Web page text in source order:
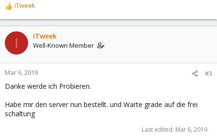
R
e
a
c
t
o
n
:
iTweek
I iTweek
Well-Known Member
Mar 6, 2019 #3
Danke werde ich Probieren.
Habe mir den server nun bestellt. und Warte grade auf die frei
schaltung
Last edited: Mar 6, 2019